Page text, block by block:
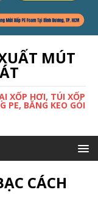
MÚT
XỐP HƠI, TÚI XỐP
PE, BĂNG KEO GÓI
CÁCH